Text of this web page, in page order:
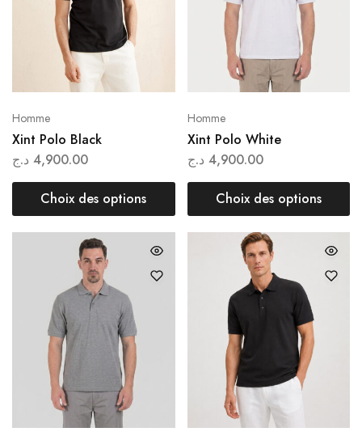
Homme
Xint Polo Black
4,900.00 د.ج
Choix des options
Homme
Xint Polo White
4,900.00 د.ج
Choix des options